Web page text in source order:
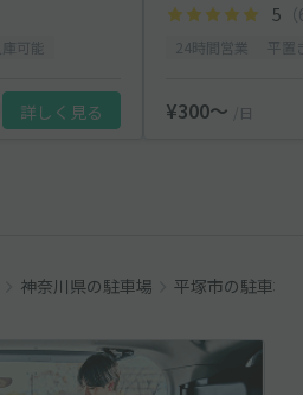
詳しく見る
5
¥300〜 /日
神奈川県の駐車場 平塚市の駐車場